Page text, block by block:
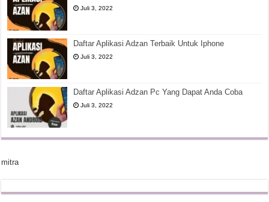
Juli 3, 2022
Daftar Aplikasi Adzan Terbaik Untuk Iphone
Juli 3, 2022
Daftar Aplikasi Adzan Pc Yang Dapat Anda Coba
Juli 3, 2022
mitra